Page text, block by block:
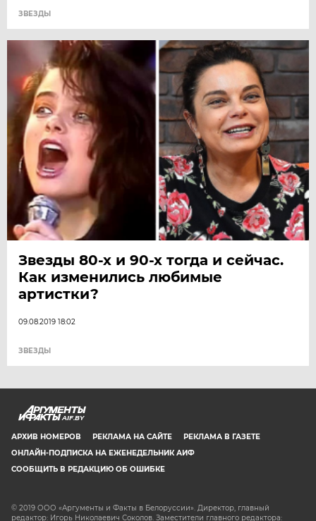
ЗВЕЗДЫ
Звезды 80-х и 90-х тогда и сейчас.
Как изменились любимые
артистки?
09.08.2019 18:02
ЗВЕЗДЫ
AIF.BY
АРХИВ НОМЕРОВ РЕКЛАМА НА САЙТЕ
РЕКЛАМА В ГАЗЕТЕ
ОНЛАЙН-ПОДПИСКА НА ЕЖЕНЕДЕЛЬНИК АИФ
СООБЩИТЬ В РЕДАКЦИЮ ОБ ОШИБКЕ
© 2019 ООО «Аргументы и Факты в Белоруссии». Директор, главный
редактор: Игорь Николаевич Соколов. Заместители главного редактора: